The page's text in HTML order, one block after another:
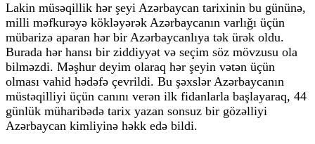
Lakin müsəqillik hər şeyi Azərbaycan tarixinin bu gününə,
milli məfkurəyə kökləyərək Azərbaycanın varlığı üçün
mübarizə aparan hər bir Azərbaycanlıya tək ürək oldu.
Burada hər hansı bir ziddiyyət və seçim söz mövzusu ola
bilməzdi. Məşhur deyim olaraq hər şeyin vətən üçün
olması vahid hədəfə çevrildi. Bu şəxslər Azərbaycanın
müstəqilliyi üçün canını verən ilk fidanlarla başlayaraq, 44
günlük müharibədə tarix yazan sonsuz bir gözəlliyi
Azərbaycan kimliyinə həkk edə bildi.